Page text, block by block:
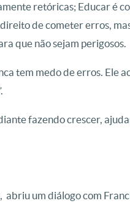
retóricas; Educar é
de cometer erros,
que não sejam perigosos.
tem medo de erros. Ele
fazendo crescer,
um diálogo com